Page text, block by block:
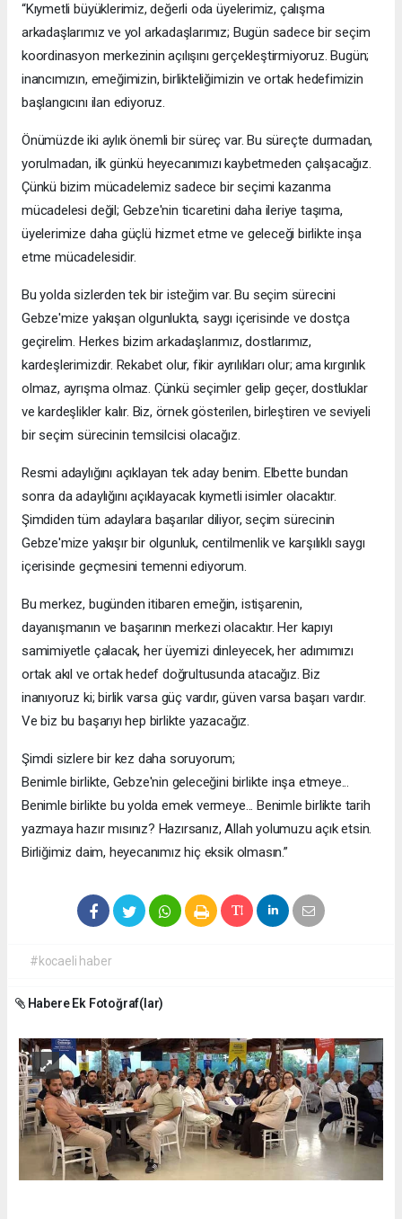
“Kıymetli büyüklerimiz, değerli oda üyelerimiz, çalışma
arkadaşlarımız ve yol arkadaşlarımız; Bugün sadece bir seçim
koordinasyon merkezinin açılışını gerçekleştirmiyoruz. Bugün;
inancımızın, emeğimizin, birlikteliğimizin ve ortak hedefimizin
başlangıcını ilan ediyoruz.
Önümüzde iki aylık önemli bir süreç var. Bu süreçte durmadan,
yorulmadan, ilk günkü heyecanımızı kaybetmeden çalışacağız.
Çünkü bizim mücadelemiz sadece bir seçimi kazanma
mücadelesi değil; Gebze'nin ticaretini daha ileriye taşıma,
üyelerimize daha güçlü hizmet etme ve geleceği birlikte inşa
etme mücadelesidir.
Bu yolda sizlerden tek bir isteğim var. Bu seçim sürecini
Gebze'mize yakışan olgunlukta, saygı içerisinde ve dostça
geçirelim. Herkes bizim arkadaşlarımız, dostlarımız,
kardeşlerimizdir. Rekabet olur, fikir ayrılıkları olur; ama kırgınlık
olmaz, ayrışma olmaz. Çünkü seçimler gelip geçer, dostluklar
ve kardeşlikler kalır. Biz, örnek gösterilen, birleştiren ve seviyeli
bir seçim sürecinin temsilcisi olacağız.
Resmi adaylığını açıklayan tek aday benim. Elbette bundan
sonra da adaylığını açıklayacak kıymetli isimler olacaktır.
Şimdiden tüm adaylara başarılar diliyor, seçim sürecinin
Gebze'mize yakışır bir olgunluk, centilmenlik ve karşılıklı saygı
içerisinde geçmesini temenni ediyorum.
Bu merkez, bugünden itibaren emeğin, istişarenin,
dayanışmanın ve başarının merkezi olacaktır. Her kapıyı
samimiyetle çalacak, her üyemizi dinleyecek, her adımımızı
ortak akıl ve ortak hedef doğrultusunda atacağız. Biz
inanıyoruz ki; birlik varsa güç vardır, güven varsa başarı vardır.
Ve biz bu başarıyı hep birlikte yazacağız.
Şimdi sizlere bir kez daha soruyorum;
Benimle birlikte, Gebze'nin geleceğini birlikte inşa etmeye...
Benimle birlikte bu yolda emek vermeye... Benimle birlikte tarih
yazmaya hazır mısınız? Hazırsanız, Allah yolumuzu açık etsin.
Birliğimiz daim, heyecanımız hiç eksik olmasın.”
#kocaeli haber
Habere Ek Fotoğraf(lar)